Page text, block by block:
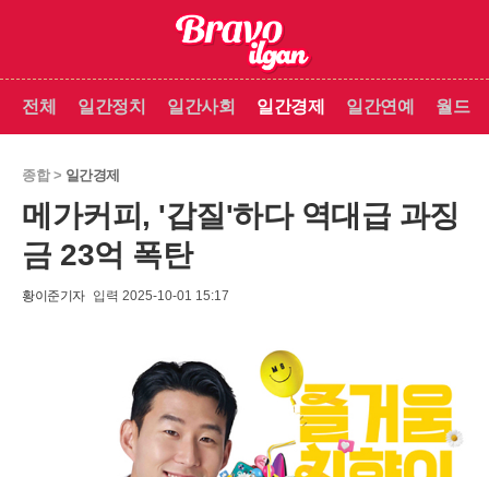
전체 일간정치 일간사회 일간경제 일간연예 월드
종합 > 일간경제
메가커피, '갑질'하다 역대급 과징
금 23억 폭탄
황이준기자 입력 2025-10-01 15:17